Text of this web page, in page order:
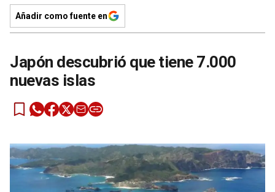
Añadir como fuente en
Japón descubrió que tiene 7.000
nuevas islas